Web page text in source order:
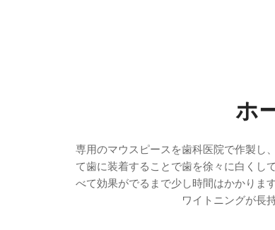
ホ
専用のマウスピースを歯科医院で作製し
て歯に装着することで歯を徐々に白くし
べて効果がでるまで少し時間はかかりま
ワイトニングが長